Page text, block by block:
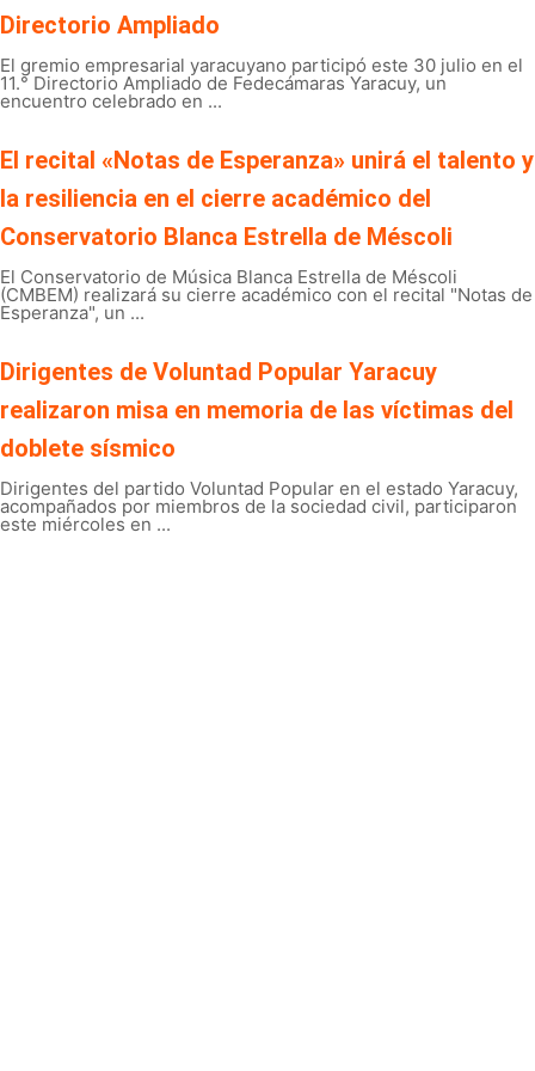
Directorio Ampliado
El gremio empresarial yaracuyano participó este 30 julio en el
11.° Directorio Ampliado de Fedecámaras Yaracuy, un
encuentro celebrado en ...
El recital «Notas de Esperanza» unirá el talento y
la resiliencia en el cierre académico del
Conservatorio Blanca Estrella de Méscoli
El Conservatorio de Música Blanca Estrella de Méscoli
(CMBEM) realizará su cierre académico con el recital "Notas de
Esperanza", un ...
Dirigentes de Voluntad Popular Yaracuy
realizaron misa en memoria de las víctimas del
doblete sísmico
Dirigentes del partido Voluntad Popular en el estado Yaracuy,
acompañados por miembros de la sociedad civil, participaron
este miércoles en ...